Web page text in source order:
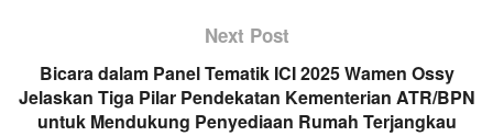
Next Post
Bicara dalam Panel Tematik ICI 2025 Wamen Ossy
Jelaskan Tiga Pilar Pendekatan Kementerian ATR/BPN
untuk Mendukung Penyediaan Rumah Terjangkau